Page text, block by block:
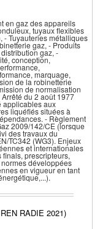
en gaz des appareils
tuyaux flexibles
- Tuyauteries métalliques
gaz, - Produits
gaz, -
conception,
marquage,
de la robinetterie
de normalisation
du 2 août 1977
applicables aux
liquéfiés situées à
- Règlement
2009/142/CE (lorsque
des travaux du
TC342 (WG3). Enjeux
et internationales
prescripteurs,
développées
en vigueur en tant
RADIE 2021)